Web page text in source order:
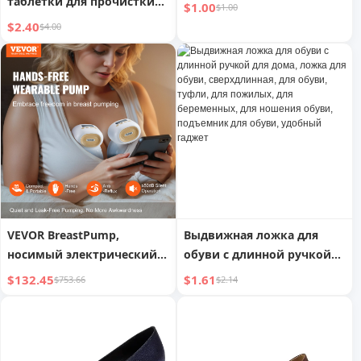
труб - Эффективно
растворяют засоры,
освежают трубы без
запаха
$2.40$4.00
$1.00$1.00
VEVOR BreastPump,
носимый электрический
молокоотсос без рук, 4
мм рт. ст., ультра-тихий
$132.45$753.66
Выдвижная ложка для
обуви с длинной ручкой
для дома, ложка для
беременных, для ношения
$1.61$2.14